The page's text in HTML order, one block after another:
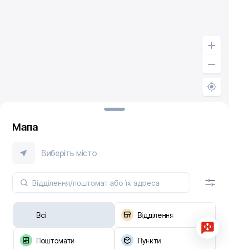
Мапа
Виберіть місто
Всі Відділення
Поштомати Пункти